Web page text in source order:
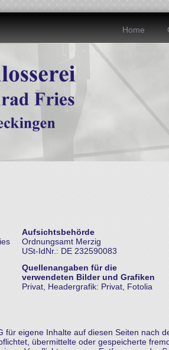
Home
Aufsichtsbehörde
Ordnungsamt Merzig
USt-IdNr.: DE 232590083
Quellenangaben für die
verwendeten Bilder und Grafiken
Privat, Headergrafik: Privat, Fotolia
für eigene Inhalte auf diesen Seiten nach
übermittelte oder gespeicherte